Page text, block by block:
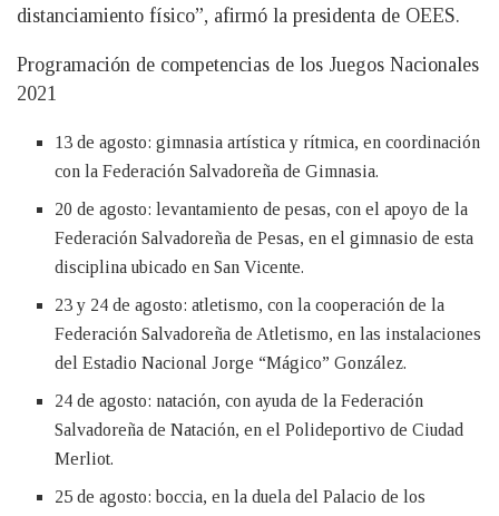
distanciamiento físico”, afirmó la presidenta de OEES.
Programación de competencias de los Juegos Nacionales
2021
13 de agosto: gimnasia artística y rítmica, en coordinación
con la Federación Salvadoreña de Gimnasia.
20 de agosto: levantamiento de pesas, con el apoyo de la
Federación Salvadoreña de Pesas, en el gimnasio de esta
disciplina ubicado en San Vicente.
23 y 24 de agosto: atletismo, con la cooperación de la
Federación Salvadoreña de Atletismo, en las instalaciones
del Estadio Nacional Jorge “Mágico” González.
24 de agosto: natación, con ayuda de la Federación
Salvadoreña de Natación, en el Polideportivo de Ciudad
Merliot.
25 de agosto: boccia, en la duela del Palacio de los